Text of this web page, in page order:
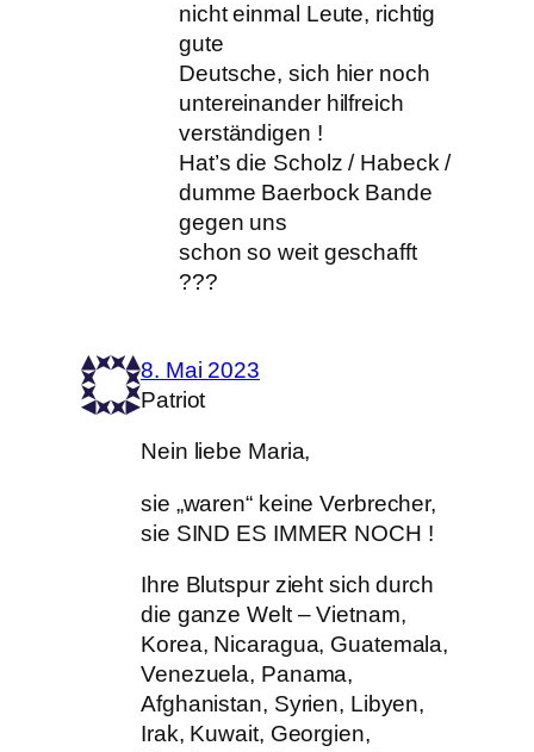
nicht einmal Leute, richtig
gute
Deutsche, sich hier noch
untereinander hilfreich
verständigen !
Hat’s die Scholz / Habeck /
dumme Baerbock Bande
gegen uns
schon so weit geschafft
???
8. Mai 2023
Patriot
Nein liebe Maria,
sie „waren“ keine Verbrecher,
sie SIND ES IMMER NOCH !
Ihre Blutspur zieht sich durch
die ganze Welt – Vietnam,
Korea, Nicaragua, Guatemala,
Venezuela, Panama,
Afghanistan, Syrien, Libyen,
Irak, Kuwait, Georgien,